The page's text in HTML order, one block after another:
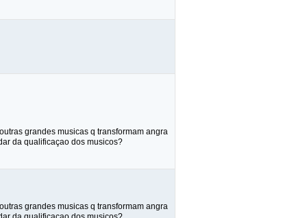
grandes musicas q transformam angra
da qualificaçao dos musicos?
grandes musicas q transformam angra